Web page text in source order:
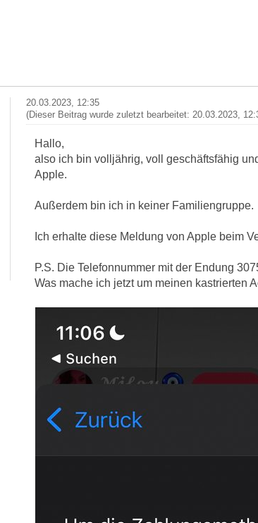
20.03.2023, 12:35
(Dieser Beitrag wurde zuletzt bearbeitet: 20.03.2023,
Hallo,
also ich bin volljährig, voll geschäftsfähig
Apple.
Außerdem bin ich in keiner Familiengruppe.
Ich erhalte diese Meldung von Apple beim
P.S. Die Telefonnummer mit der Endung
Was mache ich jetzt um meinen kastrierten